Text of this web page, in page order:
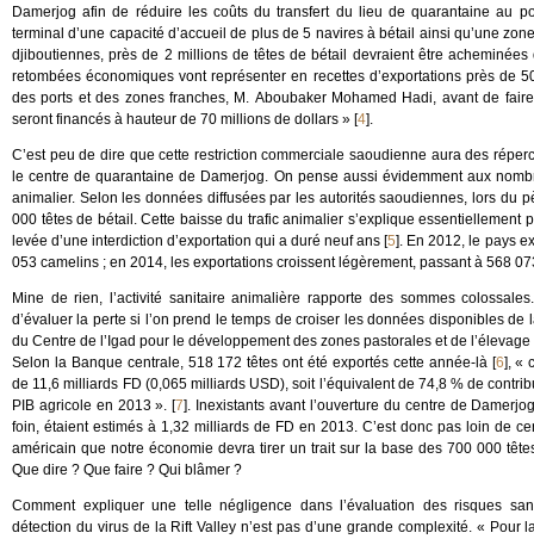
Damerjog afin de réduire les coûts du transfert du lieu de quarantaine au
terminal d’une capacité d’accueil de plus de 5 navires à bétail ainsi qu’une
djiboutiennes, près de 2 millions de têtes de bétail devraient être
retombées économiques vont représenter en recettes d’exportations près de
des ports et des zones franches, M. Aboubaker Mohamed Hadi, avant de
seront financés à hauteur de 70 millions de dollars » [4].
C’est peu de dire que cette restriction commerciale saoudienne aura des
le centre de quarantaine de Damerjog. On pense aussi évidemment aux
animalier. Selon les données diffusées par les autorités saoudiennes, lors du
000 têtes de bétail. Cette baisse du trafic animalier s’explique essentiellement
levée d’une interdiction d’exportation qui a duré neuf ans [5]. En 2012, le pays
053 camelins ; en 2014, les exportations croissent légèrement, passant à 568
Mine de rien, l’activité sanitaire animalière rapporte des sommes
d’évaluer la perte si l’on prend le temps de croiser les données disponibles de
du Centre de l’Igad pour le développement des zones pastorales et de
Selon la Banque centrale, 518 172 têtes ont été exportés cette année-là[6], «
de 11,6 milliards FD (0,065 milliards USD), soit l’équivalent de 74,8 % de
PIB agricole en 2013 ». [7]. Inexistants avant l’ouverture du centre de
foin, étaient estimés à 1,32 milliards de FD en 2013. C’est donc pas loin de
américain que notre économie devra tirer un trait sur la base des 700 000
Que dire ? Que faire ? Qui blâmer ?
Comment expliquer une telle négligence dans l’évaluation des risques
détection du virus de la Rift Valley n’est pas d’une grande complexité. « Pour